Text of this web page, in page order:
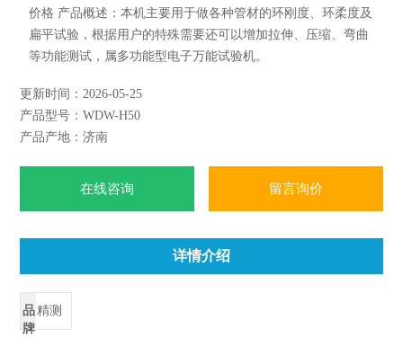
价格 产品概述：本机主要用于做各种管材的环刚度、环柔度及
扁平试验，根据用户的特殊需要还可以增加拉伸、压缩、弯曲
等功能测试，属多功能型电子万能试验机。
更新时间：2026-05-25
产品型号：WDW-H50
产品产地：济南
在线咨询 留言询价
详情介绍
品
牌
精测